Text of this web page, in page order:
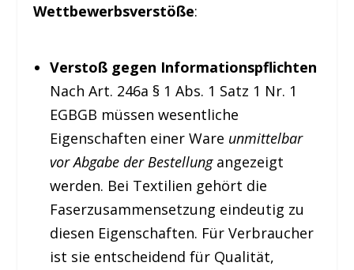
Wettbewerbsverstöße:
Verstoß gegen Informationspflichten
Nach Art. 246a § 1 Abs. 1 Satz 1 Nr. 1
EGBGB müssen wesentliche
Eigenschaften einer Ware unmittelbar
vor Abgabe der Bestellungangezeigt
werden. Bei Textilien gehört die
Faserzusammensetzung eindeutig zu
diesen Eigenschaften. Für Verbraucher
ist sie entscheidend für Qualität,